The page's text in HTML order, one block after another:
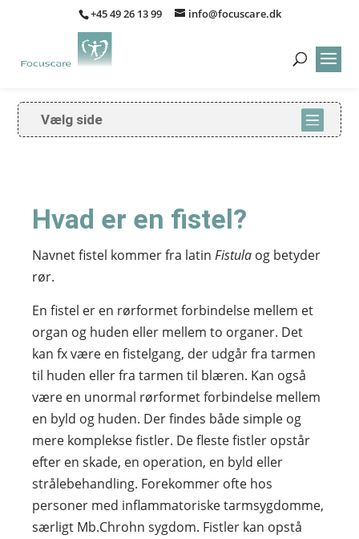
+45 49 26 13 99 info@focuscare.dk
Vælg side
Hvad er en fistel?
Navnet fistel kommer fra latinFistula og betyder
rør.
En fistel er en rørformet forbindelse mellem et
organ og huden eller mellem to organer. Det
kan fx være en fistelgang, der udgår fra tarmen
til huden eller fra tarmen til blæren. Kan også
være en unormal rørformet forbindelse mellem
en byld og huden. Der findes både simple og
mere komplekse fistler. De fleste fistler opstår
efter en skade, en operation, en byld eller
strålebehandling. Forekommer ofte hos
personer med inflammatoriske tarmsygdomme,
særligt Mb.Chrohn sygdom. Fistler kan opstå